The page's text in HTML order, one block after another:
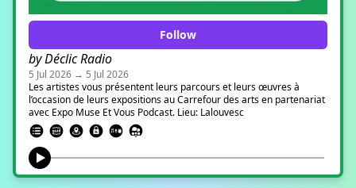
searchterm=apiculture# Vidard, M. (2026). Quand l’agro-industrie
met les abeilles au travail. France Inter.
https://www.radiofrance.fr/franceinter/podcasts/la-terre-au-
carre/la-terre-au-carre-du-jeudi-12-mars-2026-1241515
Follow
by Déclic Radio
5 Jul 2026 → 5 Jul 2026
Les artistes vous présentent leurs parcours et leurs œuvres à
l’occasion de leurs expositions au Carrefour des arts en partenariat
avec Expo Muse Et Vous Podcast. Lieu: Lalouvesc